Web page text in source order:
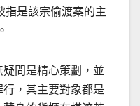
指是該宗偷渡案的主
問是精心策劃，並
，其主要對象都是